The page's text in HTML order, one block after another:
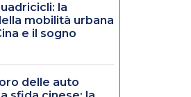
la
mobilità urbana
e il sogno
delle auto